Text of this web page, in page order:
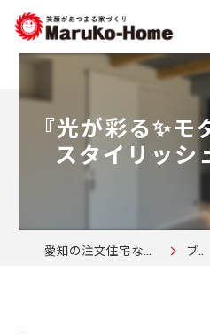
『光が彩る✨
スタイリッシ
愛知の注文住宅なら株式会社マルコーホーム ブログ